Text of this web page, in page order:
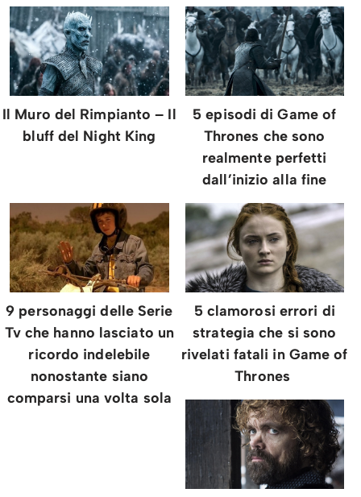
Il Muro del Rimpianto – Il
bluff del Night King
5 episodi di Game of
Thrones che sono
realmente perfetti
dall’inizio alla fine
9 personaggi delle Serie
Tv che hanno lasciato un
ricordo indelebile
nonostante siano
comparsi una volta sola
5 clamorosi errori di
strategia che si sono
rivelati fatali in Game of
Thrones